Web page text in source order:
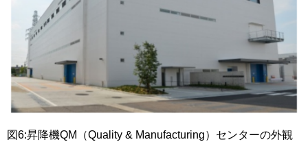
図6:昇降機QM（Quality & Manufacturing）センターの外観